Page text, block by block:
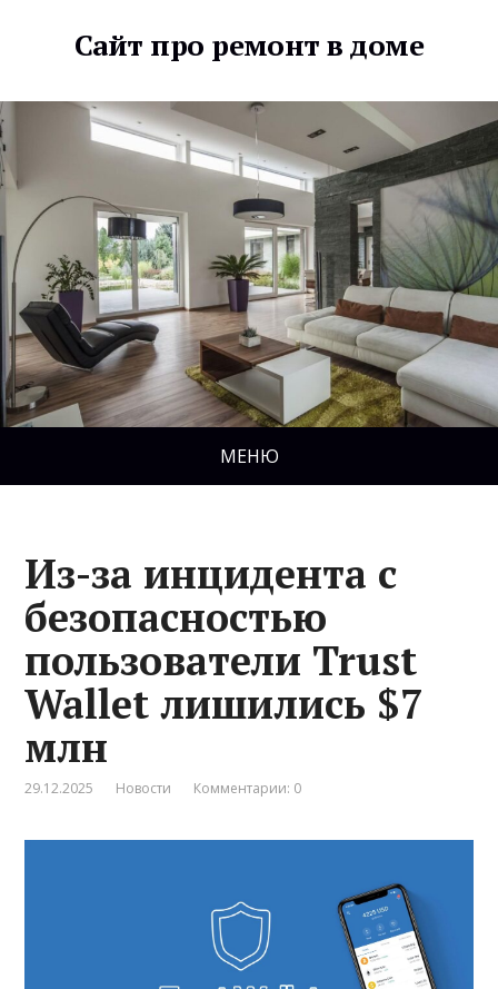
Сайт про ремонт в доме
МЕНЮ
Из-за инцидента с
безопасностью
пользователи Trust
Wallet лишились $7
млн
29.12.2025 Новости Комментарии: 0